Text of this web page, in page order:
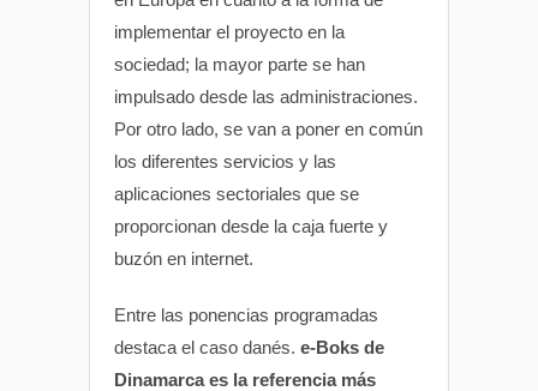
implementar el proyecto en la
sociedad; la mayor parte se han
impulsado desde las administraciones.
Por otro lado, se van a poner en común
los diferentes servicios y las
aplicaciones sectoriales que se
proporcionan desde la caja fuerte y
buzón en internet.
Entre las ponencias programadas
destaca el caso danés. e-Boks de
Dinamarca es la referencia más